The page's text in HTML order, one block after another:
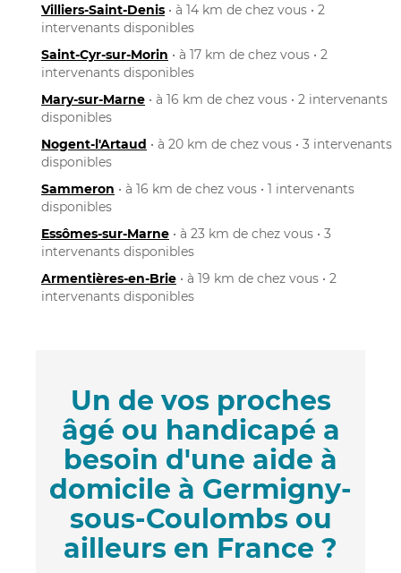
Villiers-Saint-Denis • à 14 km de chez vous • 2
intervenants disponibles
Saint-Cyr-sur-Morin • à 17 km de chez vous • 2
intervenants disponibles
Mary-sur-Marne • à 16 km de chez vous • 2 intervenants
disponibles
Nogent-l'Artaud • à 20 km de chez vous • 3 intervenants
disponibles
Sammeron • à 16 km de chez vous • 1 intervenants
disponibles
Essômes-sur-Marne • à 23 km de chez vous • 3
intervenants disponibles
Armentières-en-Brie • à 19 km de chez vous • 2
intervenants disponibles
Un de vos proches
âgé ou handicapé a
besoin d'une aide à
domicile à Germigny-
sous-Coulombs ou
ailleurs en France ?